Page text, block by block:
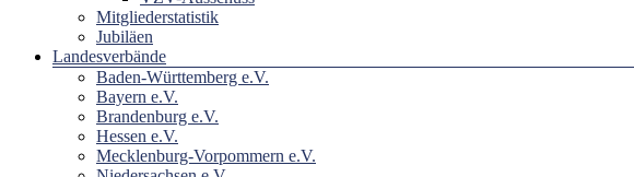
Mitgliederstatistik
Jubiläen
Landesverbände
Baden-Württemberg e.V.
Bayern e.V.
Brandenburg e.V.
Hessen e.V.
Mecklenburg-Vorpommern e.V.